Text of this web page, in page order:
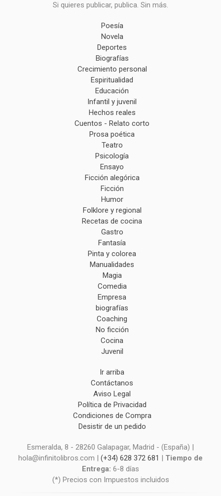
Si quieres publicar, publica. Sin más.
Poesía
Novela
Deportes
Biografías
Crecimiento personal
Espiritualidad
Educación
Infantil y juvenil
Hechos reales
Cuentos - Relato corto
Prosa poética
Teatro
Psicología
Ensayo
Ficción alegórica
Ficción
Humor
Folklore y regional
Recetas de cocina
Gastro
Fantasía
Pinta y colorea
Manualidades
Magia
Comedia
Empresa
biografías
Coaching
No ficción
Cocina
Juvenil
Ir arriba
Contáctanos
Aviso Legal
Política de Privacidad
Condiciones de Compra
Desistir de un pedido
Esmeralda, 8 - 28260 Galapagar, Madrid - (España) |
hola@infinitolibros.com | (+34) 628 372 681 | Tiempo de
Entrega: 6-8 días
(*) Precios con Impuestos incluidos